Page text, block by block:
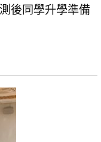
後同學升學準備